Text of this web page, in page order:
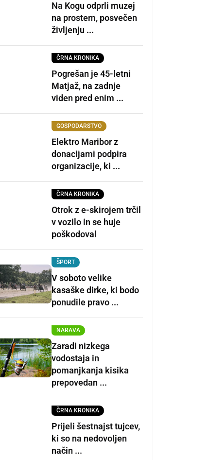
Na Kogu odprli muzej
na prostem, posvečen
življenju ...
ČRNA KRONIKA
Pogrešan je 45-letni
Matjaž, na zadnje
viden pred enim ...
GOSPODARSTVO
Elektro Maribor z
donacijami podpira
organizacije, ki ...
ČRNA KRONIKA
Otrok z e-skirojem trčil
v vozilo in se huje
poškodoval
ŠPORT
V soboto velike
kasaške dirke, ki bodo
ponudile pravo ...
NARAVA
Zaradi nizkega
vodostaja in
pomanjkanja kisika
prepovedan ...
ČRNA KRONIKA
Prijeli šestnajst tujcev,
ki so na nedovoljen
način ...